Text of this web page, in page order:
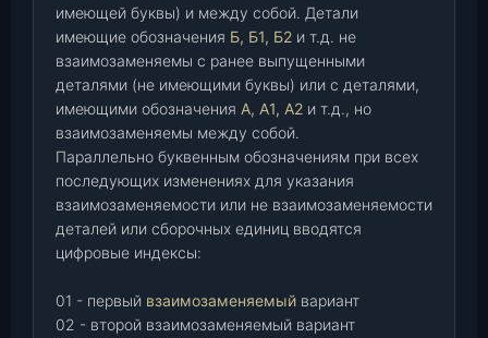
имеющей буквы) и между собой. Детали
имеющие обозначения Б, Б1, Б2 и т.д. не
взаимозаменяемы с ранее выпущенными
деталями (не имеющими буквы) или с деталями,
имеющими обозначения А, А1, А2 и т.д., но
взаимозаменяемы между собой.
Параллельно буквенным обозначениям при всех
последующих изменениях для указания
взаимозаменяемости или не взаимозаменяемости
деталей или сборочных единиц вводятся
цифровые индексы:
01 - первый взаимозаменяемый вариант
02 - второй взаимозаменяемый вариант